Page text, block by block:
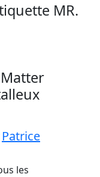
MR.
Patrice
les